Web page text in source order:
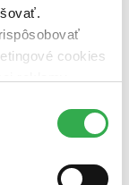
cookies
tieto